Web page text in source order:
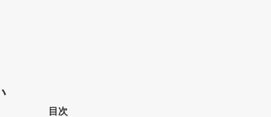
目次